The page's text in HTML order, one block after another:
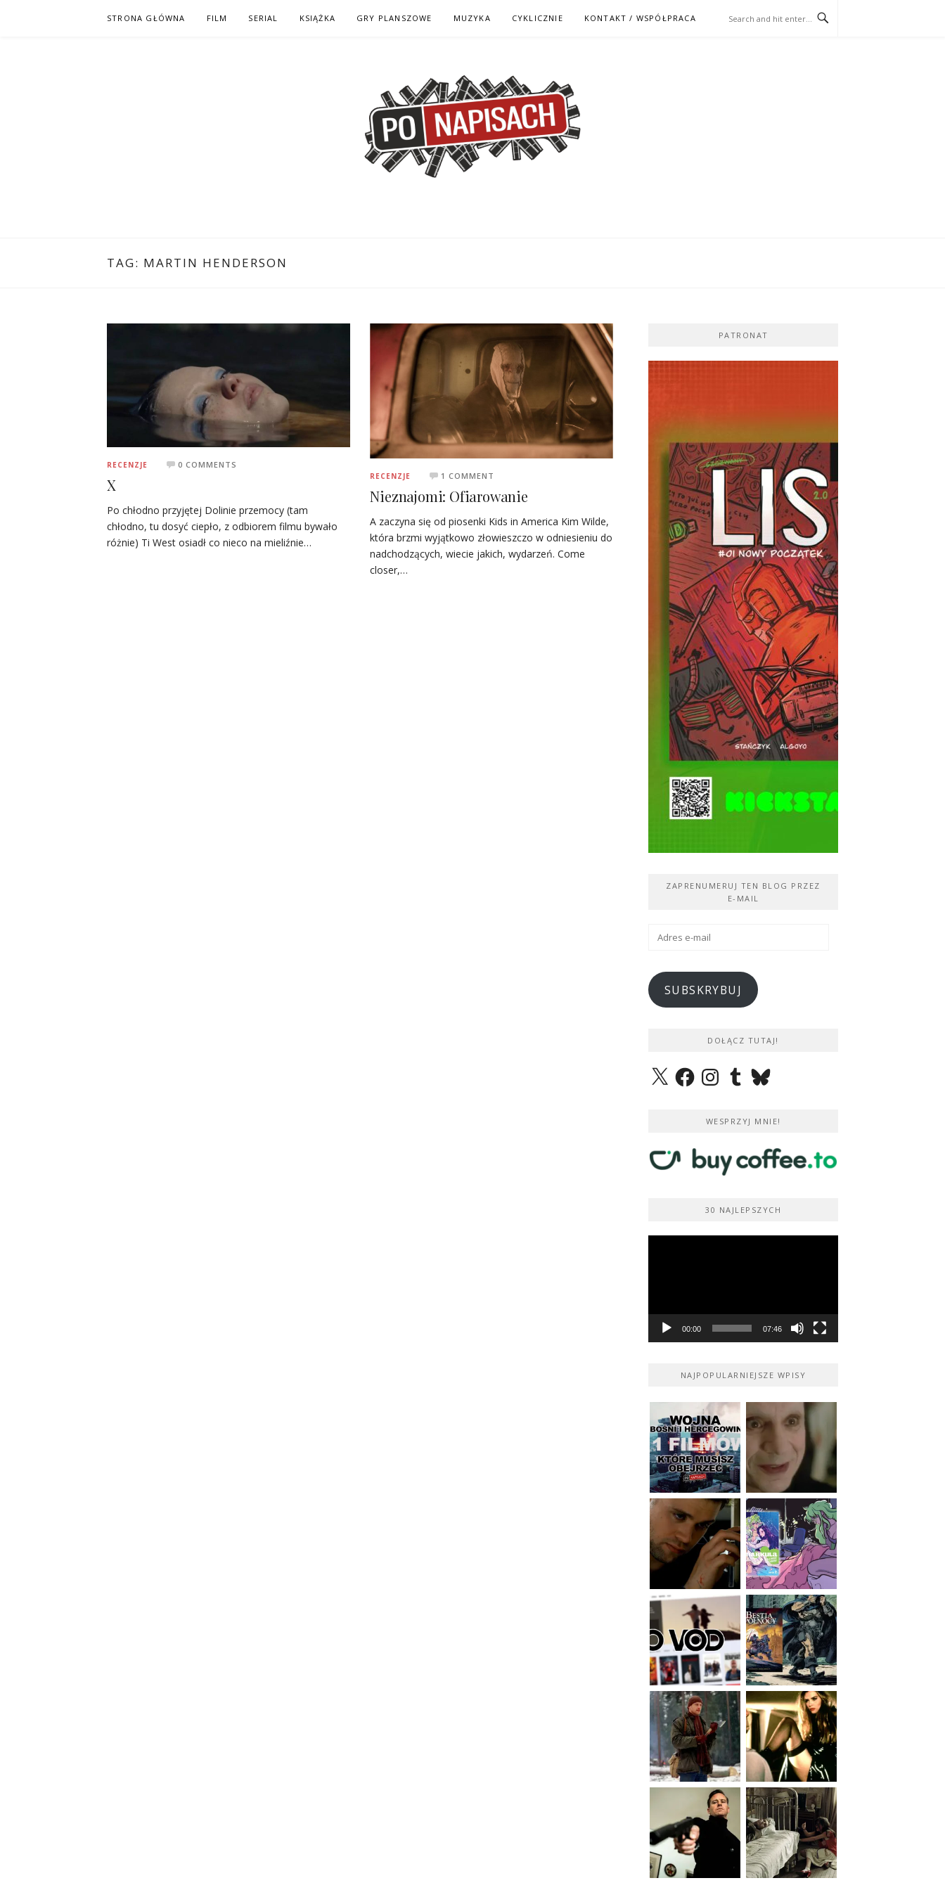
STRONA GŁÓWNA FILM SERIAL KSIĄŻKA GRY PLANSZOWE MUZYKA CYKLICZNIE KONTAKT / WSPÓŁPRACA
TAG: MARTIN HENDERSON
RECENZJE 0 COMMENTS
X
Po chłodno przyjętej Dolinie przemocy (tam
chłodno, tu dosyć ciepło, z odbiorem filmu bywało
różnie) Ti West osiadł co nieco na mieliźnie…
RECENZJE 1 COMMENT
Nieznajomi: Ofiarowanie
A zaczyna się od piosenki Kids in America Kim Wilde,
która brzmi wyjątkowo złowieszczo w odniesieniu do
nadchodzących, wiecie jakich, wydarzeń. Come
closer,…
PATRONAT
ZAPRENUMERUJ TEN BLOG PRZEZ
E-MAIL
Adres
SUBSKRYBUJ
DOŁĄCZ TUTAJ!
X FacebookInstagramTumblrBluesky
WESPRZYJ MNIE!
30 NAJLEPSZYCH
00:00 07:46
NAJPOPULARNIEJSZE WPISY